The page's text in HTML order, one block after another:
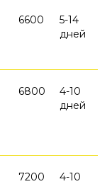
6600
5-14
дней
6800
4-10
дней
7200
4-10